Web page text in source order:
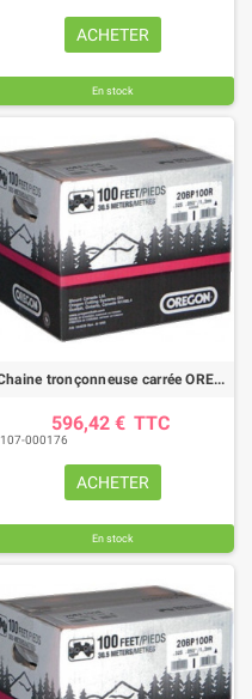
ACHETER
En stock
Chaine tronçonneuse carrée OREGON 22LPX /pas .325 / jauge .063"(1.6mm) - rouleau 100 pieds
596,42 € TTC
107-000176
ACHETER
En stock